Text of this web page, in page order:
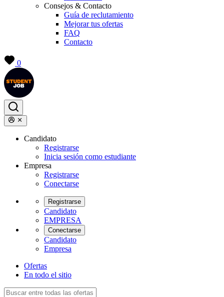
Consejos & Contacto
Guía de reclutamiento
Mejorar tus ofertas
FAQ
Contacto
0
Candidato
Registrarse
Inicia sesión como estudiante
Empresa
Registrarse
Conectarse
Registrarse
Candidato
EMPRESA
Conectarse
Candidato
Empresa
Ofertas
En todo el sitio